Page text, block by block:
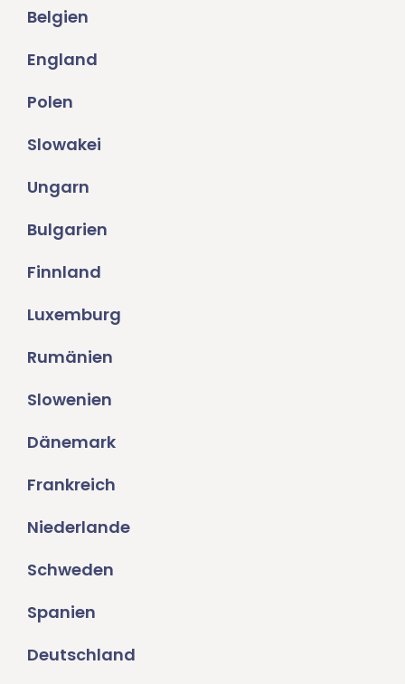
Belgien
England
Polen
Slowakei
Ungarn
Bulgarien
Finnland
Luxemburg
Rumänien
Slowenien
Dänemark
Frankreich
Niederlande
Schweden
Spanien
Deutschland